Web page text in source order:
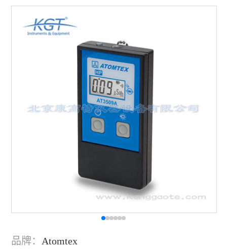
品牌： Atomtex